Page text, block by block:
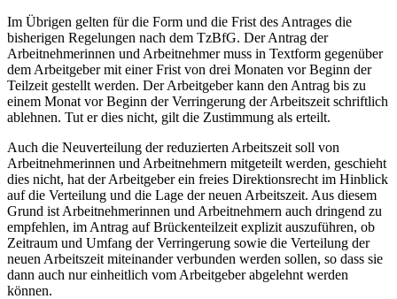
Im Übrigen gelten für die Form und die Frist des Antrages die
bisherigen Regelungen nach dem TzBfG. Der Antrag der
Arbeitnehmerinnen und Arbeitnehmer muss in Textform gegenüber
dem Arbeitgeber mit einer Frist von drei Monaten vor Beginn der
Teilzeit gestellt werden. Der Arbeitgeber kann den Antrag bis zu
einem Monat vor Beginn der Verringerung der Arbeitszeit schriftlich
ablehnen. Tut er dies nicht, gilt die Zustimmung als erteilt.
Auch die Neuverteilung der reduzierten Arbeitszeit soll von
Arbeitnehmerinnen und Arbeitnehmern mitgeteilt werden, geschieht
dies nicht, hat der Arbeitgeber ein freies Direktionsrecht im Hinblick
auf die Verteilung und die Lage der neuen Arbeitszeit. Aus diesem
Grund ist Arbeitnehmerinnen und Arbeitnehmern auch dringend zu
empfehlen, im Antrag auf Brückenteilzeit explizit auszuführen, ob
Zeitraum und Umfang der Verringerung sowie die Verteilung der
neuen Arbeitszeit miteinander verbunden werden sollen, so dass sie
dann auch nur einheitlich vom Arbeitgeber abgelehnt werden
können.